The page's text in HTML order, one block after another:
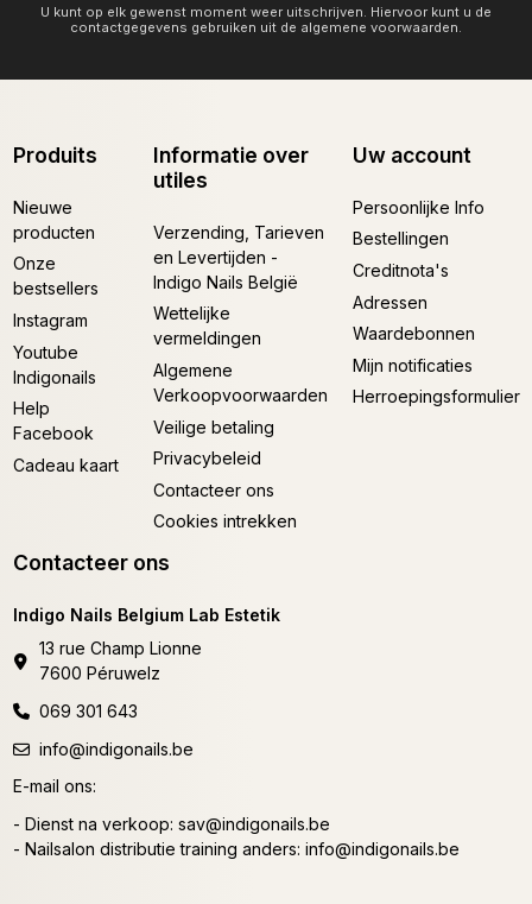
U kunt op elk gewenst moment weer uitschrijven. Hiervoor kunt u de
contactgegevens gebruiken uit de algemene voorwaarden.
Produits
Nieuwe
producten
Onze
bestsellers
Instagram
Youtube
Indigonails
Help
Facebook
Cadeau kaart
Informatie over
utiles
Verzending, Tarieven
en Levertijden -
Indigo Nails België
Wettelijke
vermeldingen
Algemene
Verkoopvoorwaarden
Veilige betaling
Privacybeleid
Contacteer ons
Cookies intrekken
Uw account
Persoonlijke Info
Bestellingen
Creditnota's
Adressen
Waardebonnen
Mijn notificaties
Herroepingsformulier
Contacteer ons
Indigo Nails Belgium Lab Estetik
13 rue Champ Lionne
7600 Péruwelz
069 301 643
info@indigonails.be
E-mail ons:
- Dienst na verkoop: sav@indigonails.be
- Nailsalon distributie training anders: info@indigonails.be